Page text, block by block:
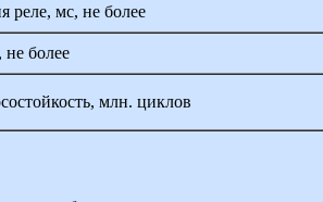
реле, мс, не более
не более
млн. циклов